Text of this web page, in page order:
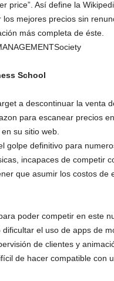
price”. Así define la
mejores precios sin
más completa de éste.
School
a descontinuar la venta
para escanear precios
su sitio web.
golpe definitivo para
incapaces de competir
que asumir los costos de
poder competir en este
el uso de apps de
de clientes y
de hacer compatible con